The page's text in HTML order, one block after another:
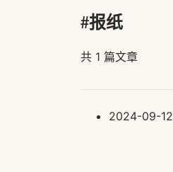
#报纸
共 1 篇文章
2024-09-12